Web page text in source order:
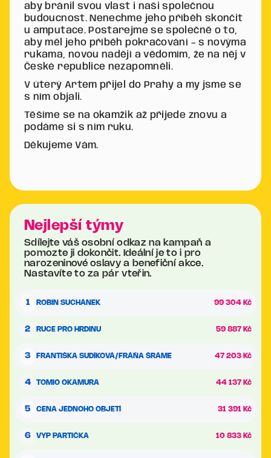
aby bránil svou vlast i naši společnou
budoucnost. Nenechme jeho příběh skončit
u amputace. Postarejme se společně o to,
aby měl jeho příběh pokračování – s novýma
rukama, novou nadějí a vědomím, že na něj v
České republice nezapomněli.
V úterý Artem přijel do Prahy a my jsme se
s ním objali.
Těšíme se na okamžik až přijede znovu a
podáme si s ním ruku.
Děkujeme Vám.
Nejlepší týmy
Sdílejte váš osobní odkaz na kampaň a
pomozte ji dokončit. Ideální je to i pro
narozeninové oslavy a benefiční akce.
Nastavíte to za pár vteřin.
1 ROBIN SUCHÁNEK 99 304 Kč
2 RUCE PRO HRDINU 59 887 Kč
3 FRANTIŠKA SUDÍKOVÁ/FRÁŇA ŠRÁME 47 203 Kč
4 TOMIO OKAMURA 44 137 Kč
5 CENA JEDNOHO OBJETÍ 31 391 Kč
6 VYP PARTIČKA 10 833 Kč